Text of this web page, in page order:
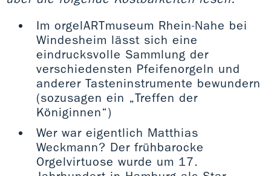
Im orgelARTmuseum Rhein-Nahe bei
Windesheim lässt sich eine
eindrucksvolle Sammlung der
verschiedensten Pfeifenorgeln und
anderer Tasteninstrumente bewundern
(sozusagen ein „Treffen der
Königinnen“)
Wer war eigentlich Matthias
Weckmann? Der frühbarocke
Orgelvirtuose wurde um 17.